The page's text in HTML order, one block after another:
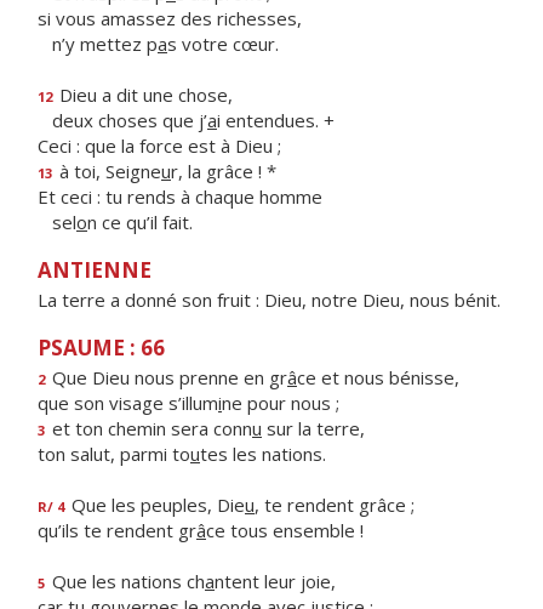
si vous amassez des richesses,
n’y mettez pas votre cœur.
12 Dieu a dit une chose,
deux choses que j’ai entendues. +
Ceci : que la force est à Dieu ;
13 à toi, Seigneur, la grâce ! *
Et ceci : tu rends à chaque homme
selon ce qu’il fait.
ANTIENNE
La terre a donné son fruit : Dieu, notre Dieu, nous bénit.
PSAUME : 66
2 Que Dieu nous prenne en grâce et nous bénisse,
que son visage s’illumine pour nous ;
3 et ton chemin sera connu sur la terre,
ton salut, parmi toutes les nations.
R/ 4 Que les peuples, Dieu, te rendent grâce ;
qu’ils te rendent grâce tous ensemble !
5 Que les nations chantent leur joie,